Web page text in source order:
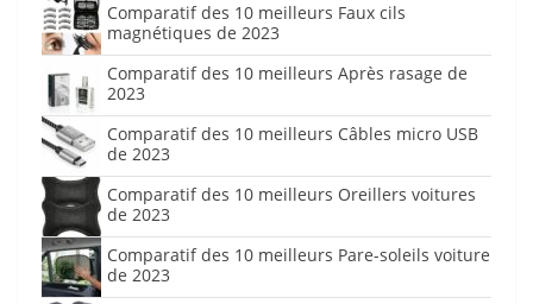
Comparatif des 10 meilleurs Faux cils
magnétiques de 2023
Comparatif des 10 meilleurs Après rasage de
2023
Comparatif des 10 meilleurs Câbles micro USB
de 2023
Comparatif des 10 meilleurs Oreillers voitures
de 2023
Comparatif des 10 meilleurs Pare-soleils voiture
de 2023